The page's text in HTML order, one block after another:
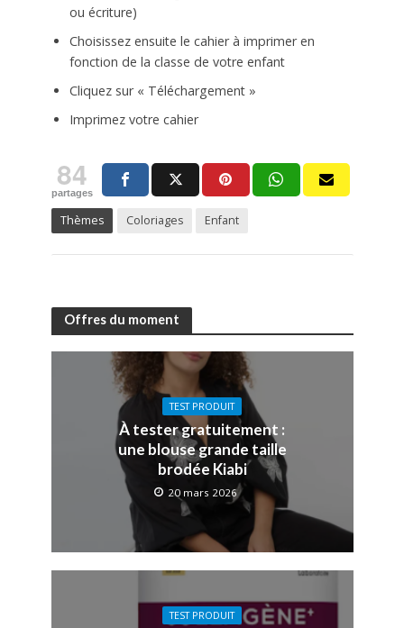
ou écriture)
Choisissez ensuite le cahier à imprimer en
fonction de la classe de votre enfant
Cliquez sur « Téléchargement »
Imprimez votre cahier
84
partages
Thèmes Coloriages Enfant
Offres du moment
TEST PRODUIT
À tester gratuitement :
une blouse grande taille
brodée Kiabi
20 mars 2026
TEST PRODUIT